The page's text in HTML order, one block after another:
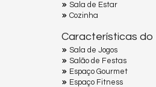
Sala de Estar
Cozinha
Características
Sala de Jogos
Salão de Festas
Espaço Gourmet
Espaço Fitness